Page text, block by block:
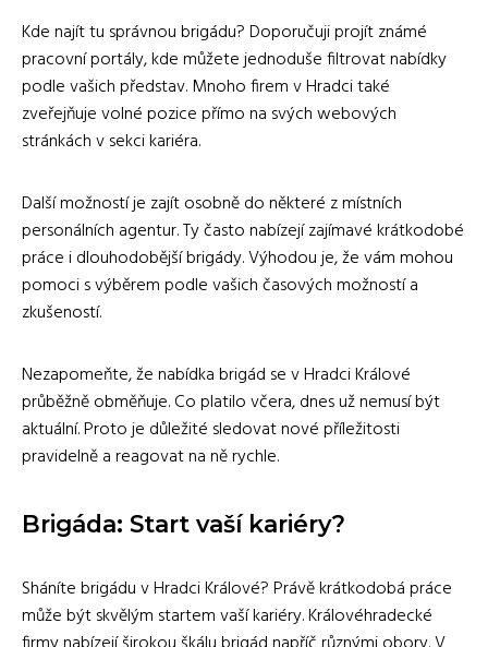
Kde najít tu správnou brigádu? Doporučuji projít známé
pracovní portály, kde můžete jednoduše filtrovat nabídky
podle vašich představ. Mnoho firem v Hradci také
zveřejňuje volné pozice přímo na svých webových
stránkách v sekci kariéra.
Další možností je zajít osobně do některé z místních
personálních agentur. Ty často nabízejí zajímavé krátkodobé
práce i dlouhodobější brigády. Výhodou je, že vám mohou
pomoci s výběrem podle vašich časových možností a
zkušeností.
Nezapomeňte, že nabídka brigád se v Hradci Králové
průběžně obměňuje. Co platilo včera, dnes už nemusí být
aktuální. Proto je důležité sledovat nové příležitosti
pravidelně a reagovat na ně rychle.
Brigáda: Start vaší kariéry?
Sháníte brigádu v Hradci Králové? Právě krátkodobá práce
může být skvělým startem vaší kariéry. Královéhradecké